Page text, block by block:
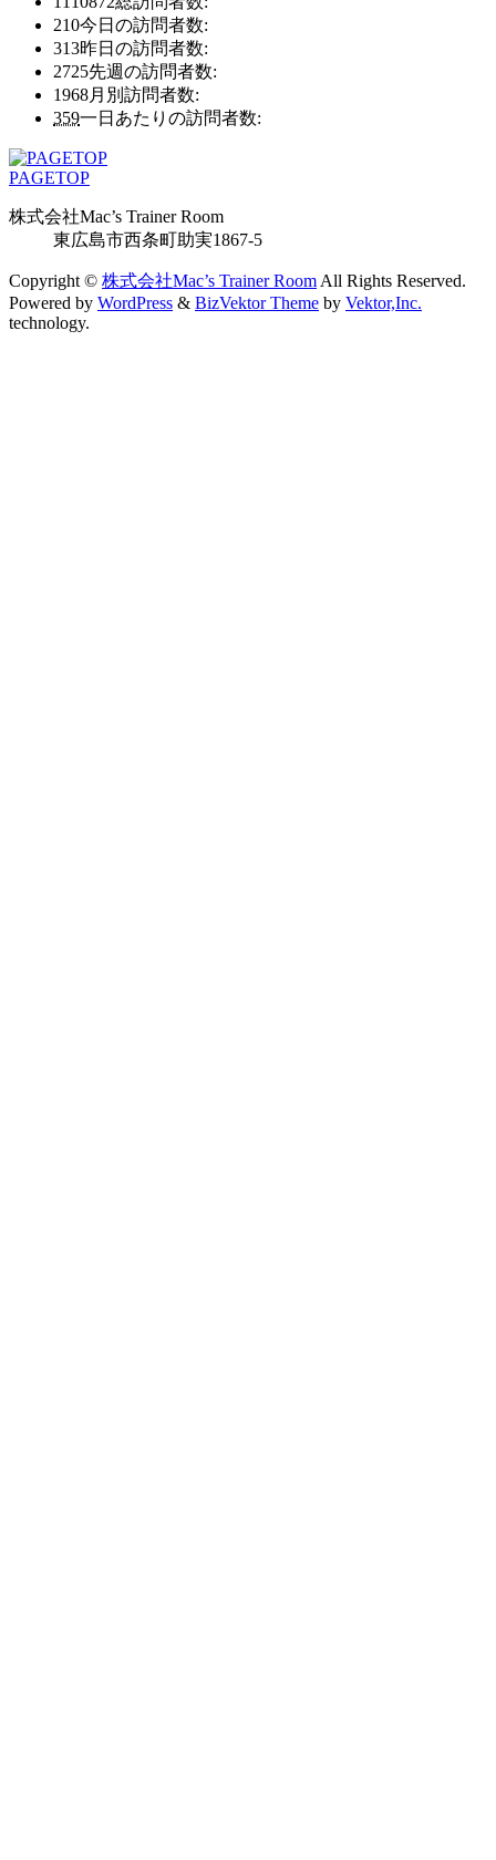
210今日の訪問者数:
313昨日の訪問者数:
2725先週の訪問者数:
1968月別訪問者数:
359一日あたりの訪問者数:
PAGETOP
株式会社Mac’s Trainer Room
東広島市西条町助実1867-5
Copyright © 株式会社Mac’s Trainer Room All Rights Reserved.
Powered by WordPress & BizVektor Theme by Vektor,Inc.
technology.